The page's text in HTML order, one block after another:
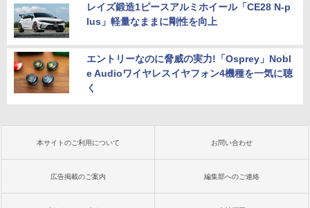
レイズ鍛造1ピースアルミホイール「CE28 N-p
lus」軽量なままに剛性を向上
エントリーなのに脅威の実力!「Osprey」Nobl
e Audioワイヤレスイヤフォン4機種を一気に聴
く
本サイトのご利用について お問い合わせ
広告掲載のご案内 編集部へのご連絡